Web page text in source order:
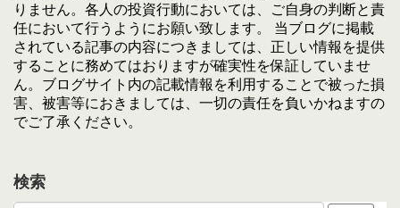
りません。各人の投資行動においては、ご自身の判断と責
任において行うようにお願い致します。 当ブログに掲載
されている記事の内容につきましては、正しい情報を提供
することに務めてはおりますが確実性を保証していませ
ん。ブログサイト内の記載情報を利用することで被った損
害、被害等におきましては、一切の責任を負いかねますの
でご了承ください。
検索